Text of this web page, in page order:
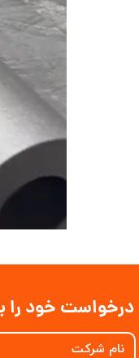
درخواست خود را